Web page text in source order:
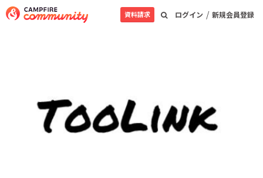
ログイン / 新規会員登録
資料請求